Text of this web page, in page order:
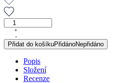
Horoskopový
balíček
BLÍŽENCI
množství
+
-
Přidat do košíkuPřidánoNepřidáno
Popis
Složení
Recenze